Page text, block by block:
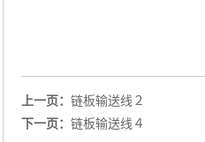
上一页： 链板输送线２
下一页： 链板输送线４